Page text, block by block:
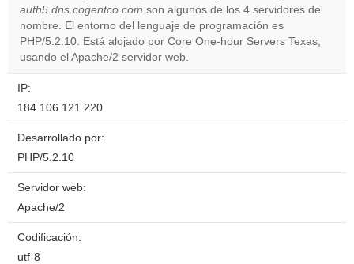
Do you
own this
website?
auth5.dns.cogentco.com son algunos de los 4 servidores de
nombre. El entorno del lenguaje de programación es
PHP/5.2.10. Está alojado por Core One-hour Servers Texas,
usando el Apache/2 servidor web.
IP:
184.106.121.220
Desarrollado por:
PHP/5.2.10
Servidor web:
Apache/2
Codificación:
utf-8